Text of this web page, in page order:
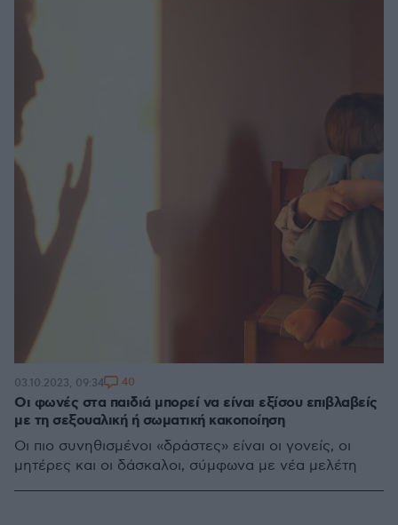
Οι φωνές στα παιδιά μπορεί να είναι εξίσου επιβλαβείς
με τη σεξουαλική ή σωματική κακοποίηση
Οι πιο συνηθισμένοι «δράστες» είναι οι γονείς, οι
μητέρες και οι δάσκαλοι, σύμφωνα με νέα μελέτη
03.10.2023, 09:34 40